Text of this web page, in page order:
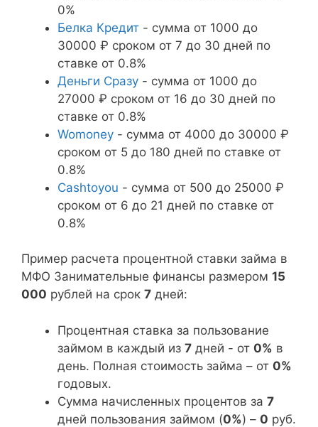
0%
Белка Кредит - сумма от 1000 до
30000 ₽ сроком от 7 до 30 дней по
ставке от 0.8%
Деньги Сразу - сумма от 1000 до
27000 ₽ сроком от 16 до 30 дней по
ставке от 0.8%
Womoney - сумма от 4000 до 30000 ₽
сроком от 5 до 180 дней по ставке от
0.8%
Cashtoyou - сумма от 500 до 25000 ₽
сроком от 6 до 21 дней по ставке от
0.8%
Пример расчета процентной ставки займа в
МФО Занимательные финансы размером 15
000 рублей на срок 7 дней:
Процентная ставка за пользование
займом в каждый из 7 дней - от 0% в
день. Полная стоимость займа – от 0%
годовых.
Сумма начисленных процентов за 7
дней пользования займом (0%) – 0 руб.